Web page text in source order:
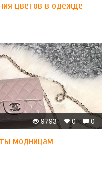
цветов в одежде
0
0
9793
модницам